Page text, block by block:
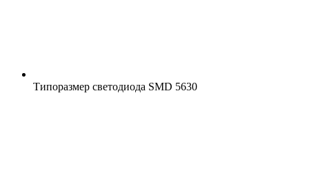
Типоразмер светодиода SMD 5630